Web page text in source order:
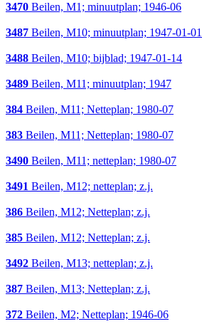
3470 Beilen, M1; minuutplan; 1946-06
3487 Beilen, M10; minuutplan; 1947-01-01
3488 Beilen, M10; bijblad; 1947-01-14
3489 Beilen, M11; minuutplan; 1947
384 Beilen, M11; Netteplan; 1980-07
383 Beilen, M11; Netteplan; 1980-07
3490 Beilen, M11; netteplan; 1980-07
3491 Beilen, M12; netteplan; z.j.
386 Beilen, M12; Netteplan; z.j.
385 Beilen, M12; Netteplan; z.j.
3492 Beilen, M13; netteplan; z.j.
387 Beilen, M13; Netteplan; z.j.
372 Beilen, M2; Netteplan; 1946-06